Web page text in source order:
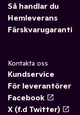
Så handlar du
Hemleverans
Färskvarugaranti
Kontakta oss
Kundservice
För leverantörer
Facebook
X (f.d Twitter)